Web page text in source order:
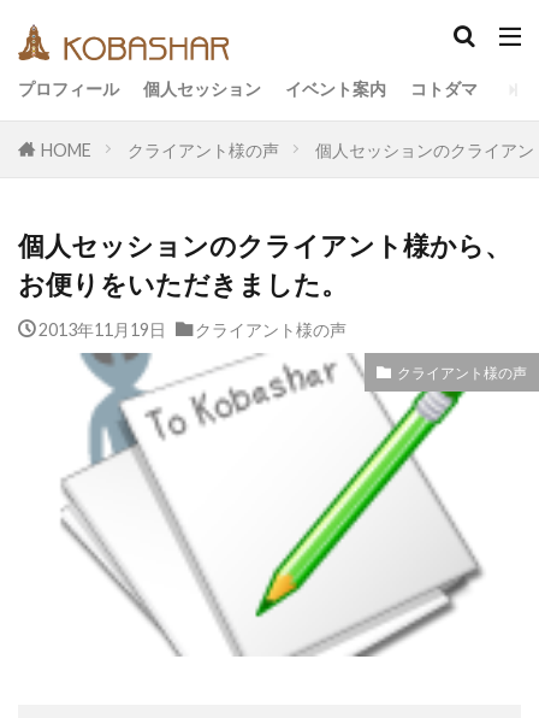
プロフィール 個人セッション イベント案内 コトダマ
HOME クライアント様の声 個人セッションのクライア
個人セッションのクライアント様から、
お便りをいただきました。
2013年11月19日 クライアント様の声
クライアント様の声
カテゴリー
アーティスト
イベント
イヤシロチ
エコ
オフグリッド
キールタン
デトックス
バシャール・宇宙の法則
メッセージ
ヨガ
リトリート
ワンネス
ヴィーガン
動画
友人
地底人
引き寄せの法則
愛
断食
旅 満月
祓い
覚醒の学校 農業
非二元